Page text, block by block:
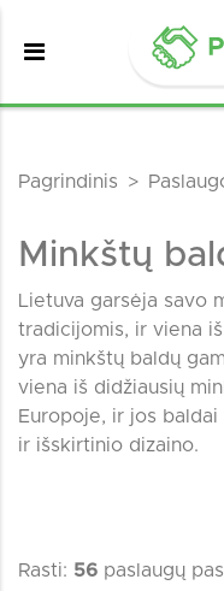
Pagrindinis
Minkštų
Lietuva garsėja savo
tradicijomis, ir viena
yra minkštų baldų
viena iš didžiausių
Europoje, ir jos
ir išskirtinio dizaino.
Rasti: 56 paslaugų